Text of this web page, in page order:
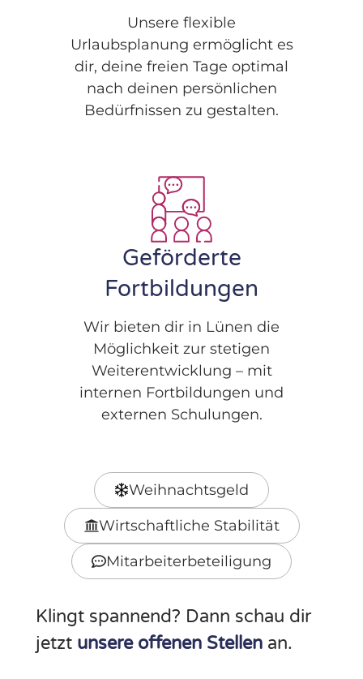
Unsere flexible
Urlaubsplanung ermöglicht es
dir, deine freien Tage optimal
nach deinen persönlichen
Bedürfnissen zu gestalten.
Geförderte
Fortbildungen
Wir bieten dir in Lünen die
Möglichkeit zur stetigen
Weiterentwicklung – mit
internen Fortbildungen und
externen Schulungen.
Weihnachtsgeld
Wirtschaftliche Stabilität
Mitarbeiterbeteiligung
Klingt spannend? Dann schau dir
jetzt unsere offenen Stellen an.